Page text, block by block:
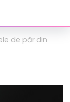
de păr din